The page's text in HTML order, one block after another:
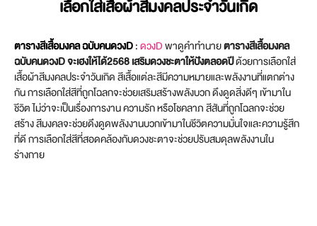
เลือกใส่เสื้อผ้าสีมงคลประจำวันเกิด
ตารางสีเสื้อมงคล ฉบับคนดวงD:ดวงDพาดูคำทำนายตารางสีเสื้อมงคล
ฉบับคนดวงD จะเฮงให้ได้2568 เสริมดวงชะตาให้ปังตลอดปีด้วยการเลือกใส่
เสื้อผ้าสีมงคลประจำวันเกิด สีเสื้อแต่ละสีมีความหมายและพลังงานที่แตกต่าง
กัน การเลือกใส่สีที่ถูกโฉลกจะช่วยเสริมสร้างพลังบวก ดึงดูดสิ่งดีๆ เข้ามาใน
ชีวิต ไม่ว่าจะเป็นเรื่องการงาน ความรัก หรือโชคลาภ สีสันที่ถูกโฉลกจะช่วย
สร้าง สีมงคลจะช่วยดึงดูดพลังงานบวกเข้ามาในชีวิตความมั่นใจและความรู้สึก
ที่ดี การเลือกใส่สีที่สอดคล้องกับดวงชะตาจะช่วยปรับสมดุลพลังงานใน
ร่างกาย